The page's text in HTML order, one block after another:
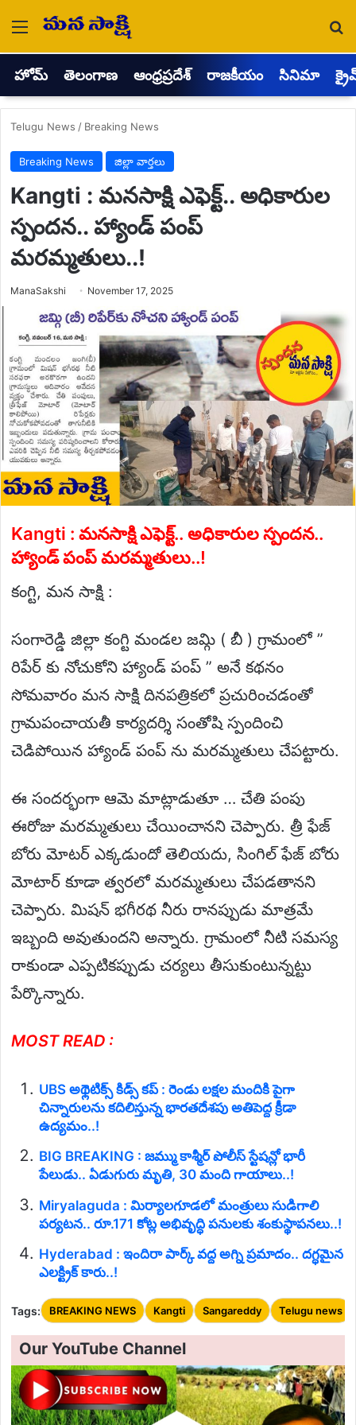
Menu
హోమ్ తెలంగాణ ఆంధ్రప్రదేశ్ రాజకీయం సినిమా
Telugu News / Breaking News
Breaking News జిల్లా వార్తలు
Kangti : మనసాక్షి ఎఫెక్ట్.. అధికారుల
స్పందన.. హ్యాండ్ పంప్
మరమ్మతులు..!
ManaSakshi Send
email
November 17, 2025
Kangti : మనసాక్షి ఎఫెక్ట్.. అధికారుల స్పందన..
హ్యాండ్ పంప్ మరమ్మతులు..!
కంగ్టి, మన సాక్షి :
సంగారెడ్డి జిల్లా కంగ్టి మండల జమ్గి ( బీ ) గ్రామంలో ”
రిపేర్ కు నోచుకోని హ్యాండ్ పంప్ ” అనే కథనం
సోమవారం మన సాక్షి దినపత్రికలో ప్రచురించడంతో
గ్రామపంచాయతీ కార్యదర్శి సంతోషి స్పందించి
చెడిపోయిన హ్యాండ్ పంప్ ను మరమ్మతులు చేపట్టారు.
ఈ సందర్భంగా ఆమె మాట్లాడుతూ … చేతి పంపు
ఈరోజు మరమ్మతులు చేయించానని చెప్పారు. త్రీ ఫేజ్
బోరు మోటర్ ఎక్కడుందో తెలియదు, సింగిల్ ఫేజ్ బోరు
మోటార్ కూడా త్వరలో మరమ్మతులు చేపడతానని
చెప్పారు. మిషన్ భగీరథ నీరు రానప్పుడు మాత్రమే
ఇబ్బంది అవుతుందని అన్నారు. గ్రామంలో నీటి సమస్య
రాకుండా ఎప్పటికప్పుడు చర్యలు తీసుకుంటున్నట్టు
పేర్కొన్నారు.
MOST READ :
UBS అథ్లెటిక్స్ కిడ్స్ కప్ : రెండు లక్షల మందికి పైగా
చిన్నారులను కదిలిస్తున్న భారతదేశపు అతిపెద్ద క్రీడా
ఉద్యమం..!
BIG BREAKING : జమ్ము కాశ్మీర్ పోలీస్ స్టేషన్లో భారీ
పేలుడు.. ఏడుగురు మృతి, 30 మంది గాయాలు..!
Miryalaguda : మిర్యాలగూడలో మంత్రులు సుడిగాలి
పర్యటన.. రూ.171 కోట్ల అభివృద్ధి పనులకు శంకుస్థాపనలు..!
Hyderabad : ఇందిరా పార్క్ వద్ద అగ్ని ప్రమాదం.. దగ్ధమైన
ఎలక్ట్రిక్ కారు..!
Tags: BREAKING NEWS Kangti Sangareddy Telugu news
Our YouTube Channel